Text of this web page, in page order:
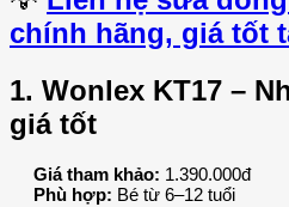
chính hãng, giá tốt
1. Wonlex KT17 –
giá tốt
Giá tham khảo: 1.390.000đ
Phù hợp: Bé từ 6–12 tuổi